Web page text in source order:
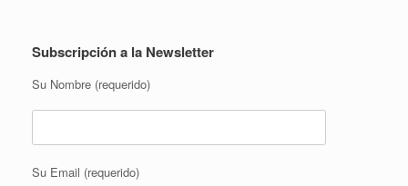
Subscripción a la Newsletter
Su Nombre (requerido)
Su Email (requerido)